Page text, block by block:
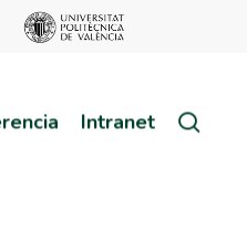
Intranet